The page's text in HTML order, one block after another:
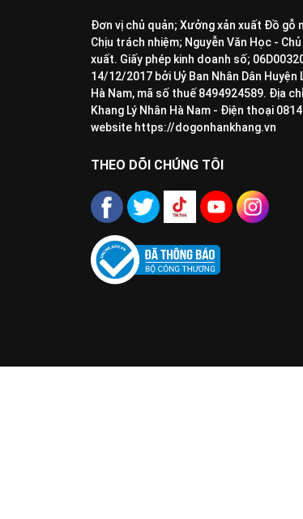
Đơn vị chủ quản; Xưởng xản xuất Đồ gỗ
Chịu trách nhiệm; Nguyễn Văn Học -
xuất. Giấy phép kinh doanh số;
14/12/2017 bởi Uỷ Ban Nhân Dân Huyện
Hà Nam, mã số thuế 8494924589. Địa
Khang Lý Nhân Hà Nam - Điện thoại
website https://dogonhankhang.vn
THEO DÕI CHÚNG TÔI